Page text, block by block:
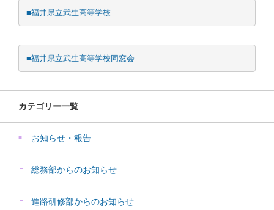
■福井県立武生高等学校
■福井県立武生高等学校同窓会
カテゴリー一覧
お知らせ・報告
総務部からのお知らせ
進路研修部からのお知らせ